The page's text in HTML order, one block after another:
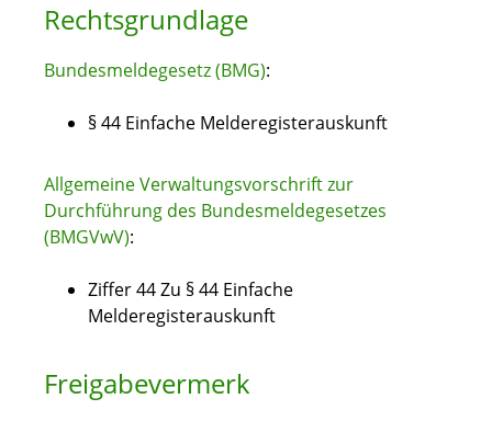
Rechtsgrundlage
Bundesmeldegesetz (BMG):
§ 44 Einfache Melderegisterauskunft
Allgemeine Verwaltungsvorschrift zur
Durchführung des Bundesmeldegesetzes
(BMGVwV):
Ziffer 44 Zu § 44 Einfache
Melderegisterauskunft
Freigabevermerk